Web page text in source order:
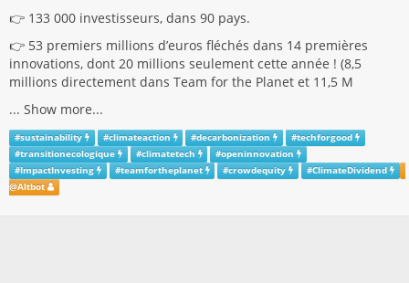
👉 133 000 investisseurs, dans 90 pays.
👉 53 premiers millions d’euros fléchés dans 14 premières
innovations, dont 20 millions seulement cette année ! (8,5
millions directement dans Team for the Planet et 11,5 M
... Show more...
#sustainability #climateaction #decarbonization #techforgood
#transitionecologique #climatetech #openinnovation
#ImpactInvesting #teamfortheplanet #crowdequity #ClimateDividend
@Altbot